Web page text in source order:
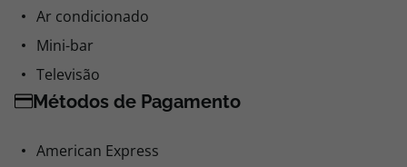
Ar condicionado
Mini-bar
Televisão
Métodos de Pagamento
American Express